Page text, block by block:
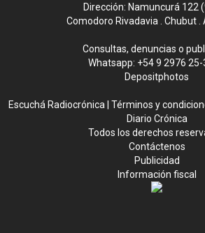
Dirección: Namuncurá 122
Comodoro Rivadavia . Chubut .
Consultas, denuncias o
Whatsapp: +54 9 2976
Depositphotos
Escuchá Radiocrónica Términos y
Diario Crónica
Todos los derechos
Contáctenos
Publicidad
Información fiscal